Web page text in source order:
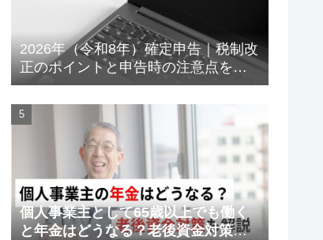
2026年（令和8年）確定申告｜税制改
正のポイントと申告時の注意点をわ
かりやすく解説
個人事業主として65歳以上でも働く
と年金はどうなる？老後資金対策も